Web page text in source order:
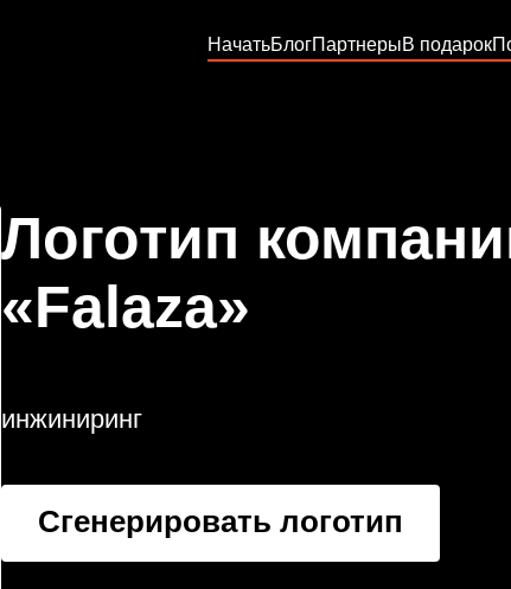
НачатьБлогПартнерыВ подарок
Логотип
«Falaza»
инжиниринг
Сгенерировать логотип